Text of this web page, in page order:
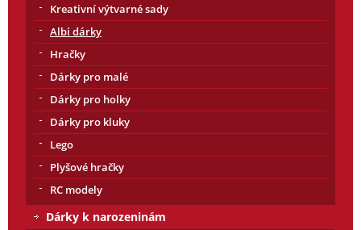
Kreativní výtvarné sady
Albi dárky
Hračky
Dárky pro malé
Dárky pro holky
Dárky pro kluky
Lego
Plyšové hračky
RC modely
Dárky k narozeninám